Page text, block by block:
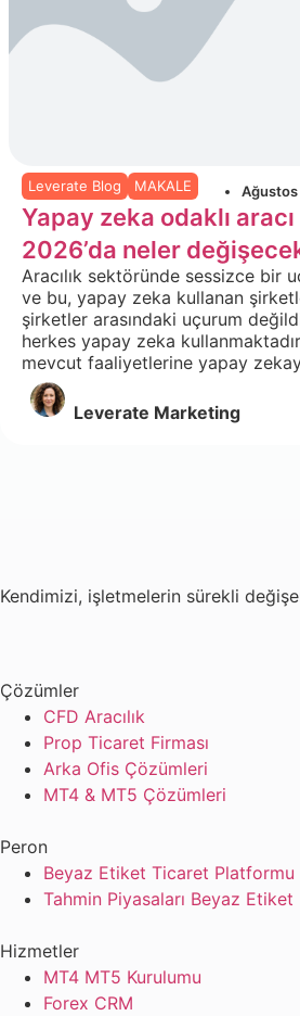
Leverate Blog MAKALE
Yapay zeka odaklı
2026’da neler
Aracılık sektöründe sessizce bir
ve bu, yapay zeka kullanan
şirketler arasındaki uçurum
herkes yapay zeka
mevcut faaliyetlerine yapay
Leverate Marketing
Kendimizi, işletmelerin sürekli
Çözümler
CFD Aracılık
Prop Ticaret Firması
Arka Ofis Çözümleri
MT4 & MT5 Çözümleri
Peron
Beyaz Etiket Ticaret Platformu
Tahmin Piyasaları Beyaz Etiket
Hizmetler
MT4 MT5 Kurulumu
Forex CRM